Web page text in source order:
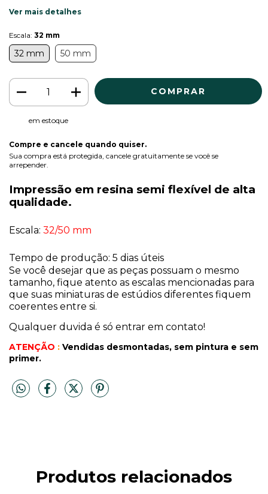
Ver mais detalhes
Escala: 32 mm
32 mm 50 mm
em estoque
Compre e cancele quando quiser.
Sua compra está protegida, cancele gratuitamente se você se
arrepender.
Impressão em resina semi flexível de alta
qualidade.
Escala: 32/50 mm
Tempo de produção: 5 dias úteis
Se você desejar que as peças possuam o mesmo
tamanho, fique atento as escalas mencionadas para
que suas miniaturas de estúdios diferentes fiquem
coerentes entre si.
Qualquer duvida é só entrar em contato!
ATENÇÃO : Vendidas desmontadas, sem pintura e sem
primer.
Produtos relacionados